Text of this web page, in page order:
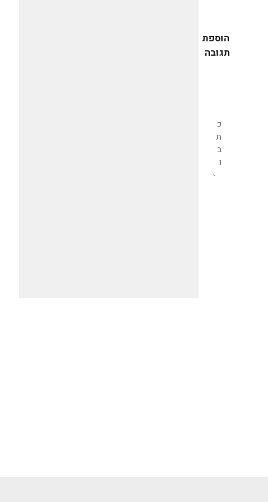
הוספת
תגובה